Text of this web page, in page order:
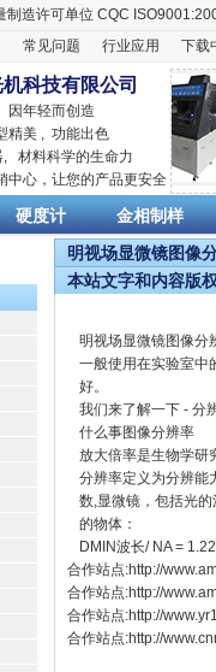
制造许可单位 CQC
常见问题 行业应用 下载
机科技有限公司
因年轻而创造
精美 , 功能出色
, 材料科学的生命力
中心，让您的产品更安全
硬度计 金相制样
明视场显微镜图像
本站文字和内容版
明视场显微镜图像分
一般使用在实验室中
好。
我们来了解一下 - 分
什么事图像分辨率
放大倍率是生物学研
分辨率定义为分辨能
数,显微镜，包括光
的物体：
DMIN波长/ NA =
合作站点:http://
合作站点:http://
合作站点:http://
合作站点:http://